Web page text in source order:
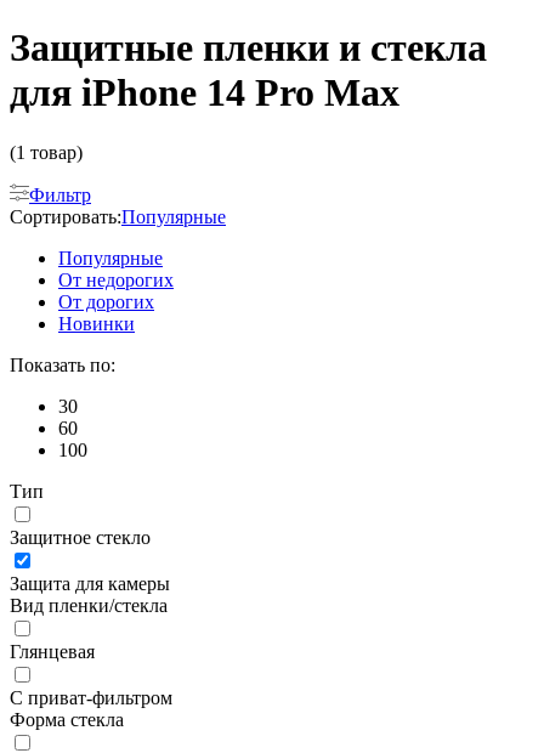
Защитные пленки и стекла
для iPhone 14 Pro Max
(1 товар)
Фильтр
Сортировать:Популярные
Популярные
От недорогих
От дорогих
Новинки
Показать по:
30
60
100
Тип
Защитное стекло
Защита для камеры
Вид пленки/стекла
Глянцевая
С приват-фильтром
Форма стекла